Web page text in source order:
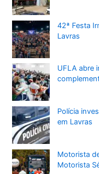
42ª Festa
Lavras
UFLA abre
Polícia
em Lavras
Motorista
Motorista